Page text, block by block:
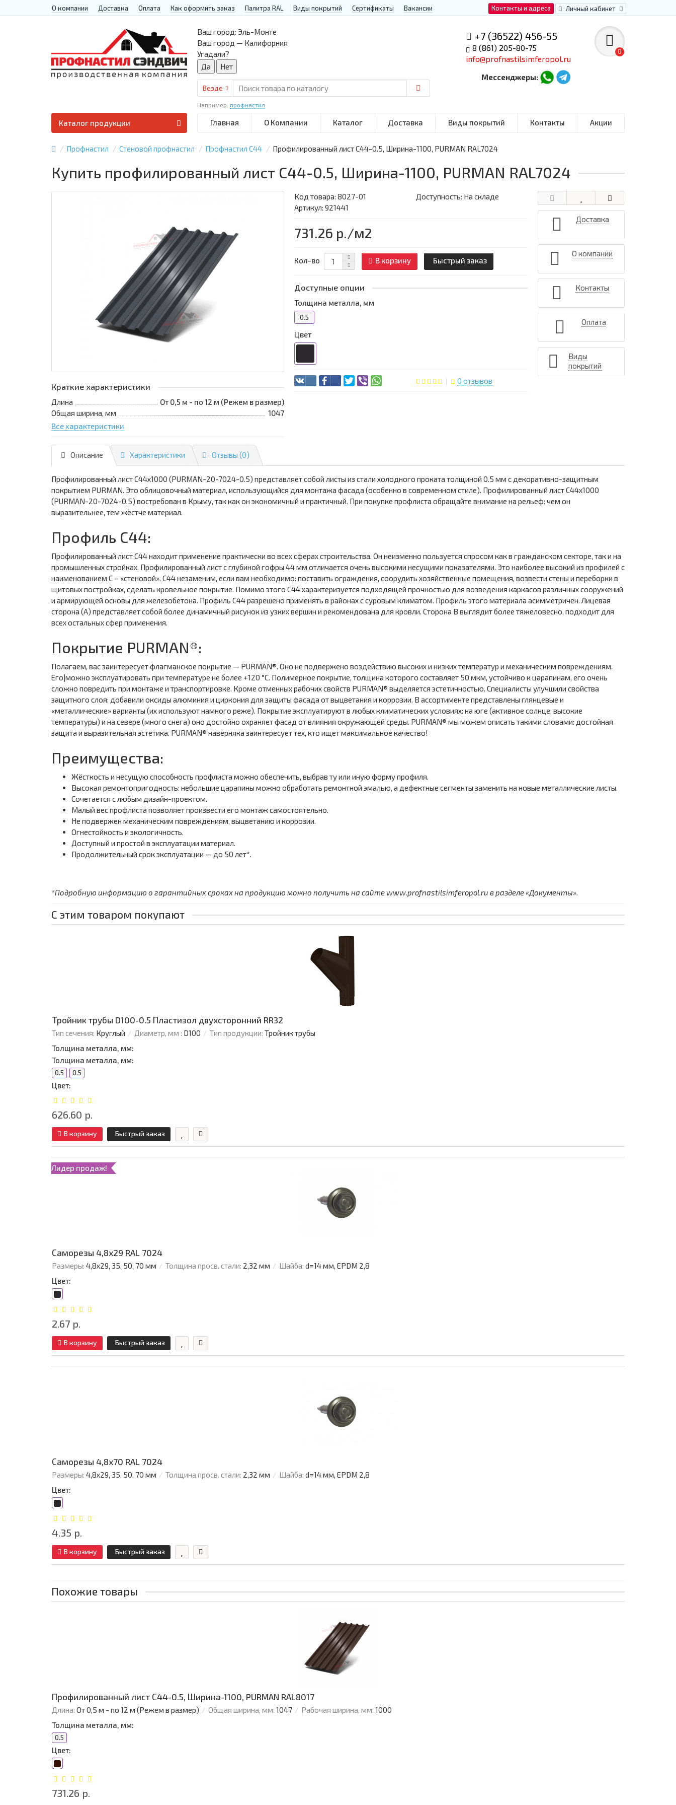
Контакты и адреса Личный кабинет
О компании Доставка Оплата Как оформить заказ Палитра RAL Виды покрытий Сертификаты Вакансии
+7 (36522) 456-55
8 (861) 205-80-75
info@profnastilsimferopol.ru
Мессенджеры:
0
Ваш город: Эль-Монте
Ваш город — Калифорния
Угадали?
Везде
Например: профнастил
Главная О Компании Каталог Доставка Виды покрытий Контакты Акции
Каталог продукции
Профнастил Стеновой профнастил Профнастил С44 Профилированный лист С44-0.5, Ширина-1100, PURMAN RAL7024
Купить профилированный лист С44-0.5, Ширина-1100, PURMAN RAL7024
Краткие характеристики
Длина
От 0,5 м - по 12 м (Режем в размер)
Общая ширина, мм
1047
Все характеристики
Код товара:8027-01
Доступность: На складе
Артикул: 921441
731.26 р./м2
Кол-во В корзину Быстрый заказ
Доступные опции
Толщина металла, мм
0.5
Цвет
0 отзывов
Доставка
О компании
Контакты
Оплата
Виды
покрытий
Описание Характеристики Отзывы (0)
Профилированный лист С44х1000 (PURMAN-20-7024-0.5) представляет собой листы из стали холодного проката толщиной 0.5 мм с декоративно-защитным
покрытием PURMAN. Это облицовочный материал, использующийся для монтажа фасада (особенно в современном стиле). Профилированный лист С44х1000
(PURMAN-20-7024-0.5) востребован в Крыму, так как он экономичный и практичный. При покупке профлиста обращайте внимание на рельеф: чем он
выразительнее, тем жёстче материал.
Профиль С44:
Профилированный лист С44 находит применение практически во всех сферах строительства. Он неизменно пользуется спросом как в гражданском секторе, так и на
промышленных стройках. Профилированный лист с глубиной гофры 44 мм отличается очень высокими несущими показателями. Это наиболее высокий из профилей с
наименованием С – «стеновой». С44 незаменим, если вам необходимо: поставить ограждения, соорудить хозяйственные помещения, возвести стены и переборки в
щитовых постройках, сделать кровельное покрытие. Помимо этого С44 характеризуется подходящей прочностью для возведения каркасов различных сооружений
и армирующей основы для железобетона. Профиль С44 разрешено применять в районах с суровым климатом. Профиль этого материала асимметричен. Лицевая
сторона (А) представляет собой более динамичный рисунок из узких вершин и рекомендована для кровли. Сторона В выглядит более тяжеловесно, подходит для
всех остальных сфер применения.
Покрытие PURMAN®:
Полагаем, вас заинтересует флагманское покрытие — PURMAN®. Оно не подвержено воздействию высоких и низких температур и механическим повреждениям.
Его|можно эксплуатировать при температуре не более +120 °С. Полимерное покрытие, толщина которого составляет 50 мкм, устойчиво к царапинам, его очень
сложно повредить при монтаже и транспортировке. Кроме отменных рабочих свойств PURMAN® выделяется эстетичностью. Специалисты улучшили свойства
защитного слоя: добавили оксиды алюминия и циркония для защиты фасада от выцветания и коррозии. В ассортименте представлены глянцевые и
«металлические» варианты (их используют намного реже). Покрытие эксплуатируют в любых климатических условиях: на юге (активное солнце, высокие
температуры) и на севере (много снега) оно достойно охраняет фасад от влияния окружающей среды. PURMAN® мы можем описать такими словами: достойная
защита и выразительная эстетика. PURMAN® наверняка заинтересует тех, кто ищет максимальное качество!
Преимущества:
Жёсткость и несущую способность профлиста можно обеспечить, выбрав ту или иную форму профиля.
Высокая ремонтопригодность: небольшие царапины можно обработать ремонтной эмалью, а дефектные сегменты заменить на новые металлические листы.
Сочетается с любым дизайн-проектом.
Малый вес профлиста позволяет произвести его монтаж самостоятельно.
Не подвержен механическим повреждениям, выцветанию и коррозии.
Огнестойкость и экологичность.
Доступный и простой в эксплуатации материал.
Продолжительный срок эксплуатации — до 50 лет*.
*Подробную информацию о гарантийных сроках на продукцию можно получить на сайте www.profnastilsimferopol.ru в разделе «Документы».
С этим товаром покупают
Тройник трубы D100-0.5 Пластизол двухсторонний RR32
Тип сечения: Круглый Диаметр, мм : D100 Тип продукции: Тройник трубы
Толщина металла, мм:
Толщина металла, мм:
0.5 0.5
Цвет:
626.60 р.
В корзину Быстрый заказ
Лидер продаж!
Саморезы 4,8х29 RAL 7024
Размеры: 4,8х29, 35, 50, 70 мм Толщина просв. стали: 2,32 мм Шайба: d=14 мм, EPDM 2,8
Цвет:
2.67 р.
В корзину Быстрый заказ
Саморезы 4,8х70 RAL 7024
Размеры: 4,8х29, 35, 50, 70 мм Толщина просв. стали: 2,32 мм Шайба: d=14 мм, EPDM 2,8
Цвет:
4.35 р.
В корзину Быстрый заказ
Похожие товары
Профилированный лист С44-0.5, Ширина-1100, PURMAN RAL8017
Длина: От 0,5 м - по 12 м (Режем в размер) Общая ширина, мм: 1047 Рабочая ширина, мм: 1000
Толщина металла, мм:
0.5
Цвет:
731.26 р.